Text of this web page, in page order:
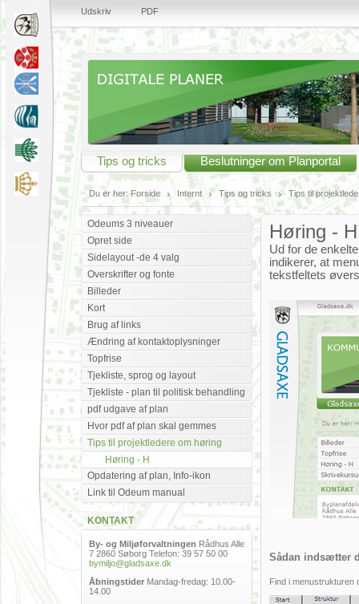
Udskriv PDF
Tips og tricks Beslutninger om Planportal
Du er her: Forside Internt Tips og tricks Tips til
Odeums 3 niveauer
Opret side
Sidelayout -de 4 valg
Overskrifter og fonte
Billeder
Kort
Brug af links
Ændring af kontaktoplysninger
Topfrise
Tjekliste, sprog og layout
Tjekliste - plan til politisk behandling
pdf udgave af plan
Hvor pdf af plan skal gemmes
Tips til projektledere om høring
Høring - H
Opdatering af plan, Info-ikon
Link til Odeum manual
KONTAKT
By- og Miljøforvaltningen Rådhus Alle
7 2860 Søborg Telefon: 39 57 50 00
bymiljo@gladsaxe.dk
Åbningstider Mandag-fredag: 10.00-
14.00
Høring - H
Ud for de
indikerer, at
tekstfeltets
Sådan indsætter
Find i menustrukturen